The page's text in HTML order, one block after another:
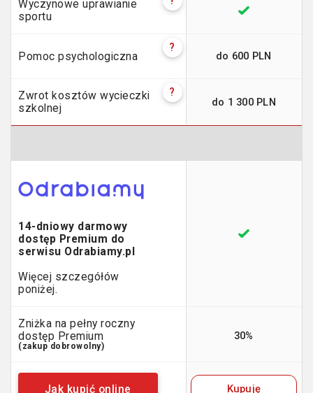
Wyczynowe uprawianie
sportu
Pomoc psychologiczna
?
do 600 PLN
Zwrot kosztów wycieczki
szkolnej
?
do 1 300 PLN
14-dniowy darmowy
dostęp Premium do
serwisu Odrabiamy.pl
Więcej szczegółów
poniżej.
Zniżka na pełny roczny
dostęp Premium
(zakup dobrowolny)
30%
Jak kupić online Kupuję